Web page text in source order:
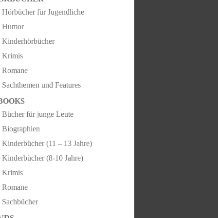
Hörbücher für Jugendliche
Humor
Kinderhörbücher
Krimis
Romane
Sachthemen und Features
Bücher für junge Leute
Biographien
Kinderbücher (11 – 13 Jahre)
Kinderbücher (8-10 Jahre)
Krimis
Romane
Sachbücher